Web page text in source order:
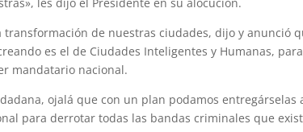
de nuestras ciudades, dijo y anunció
es el de Ciudades Inteligentes y Humanas,
mandatario nacional.
ojalá que con un plan podamos entregárselas
para derrotar todas las bandas criminales que